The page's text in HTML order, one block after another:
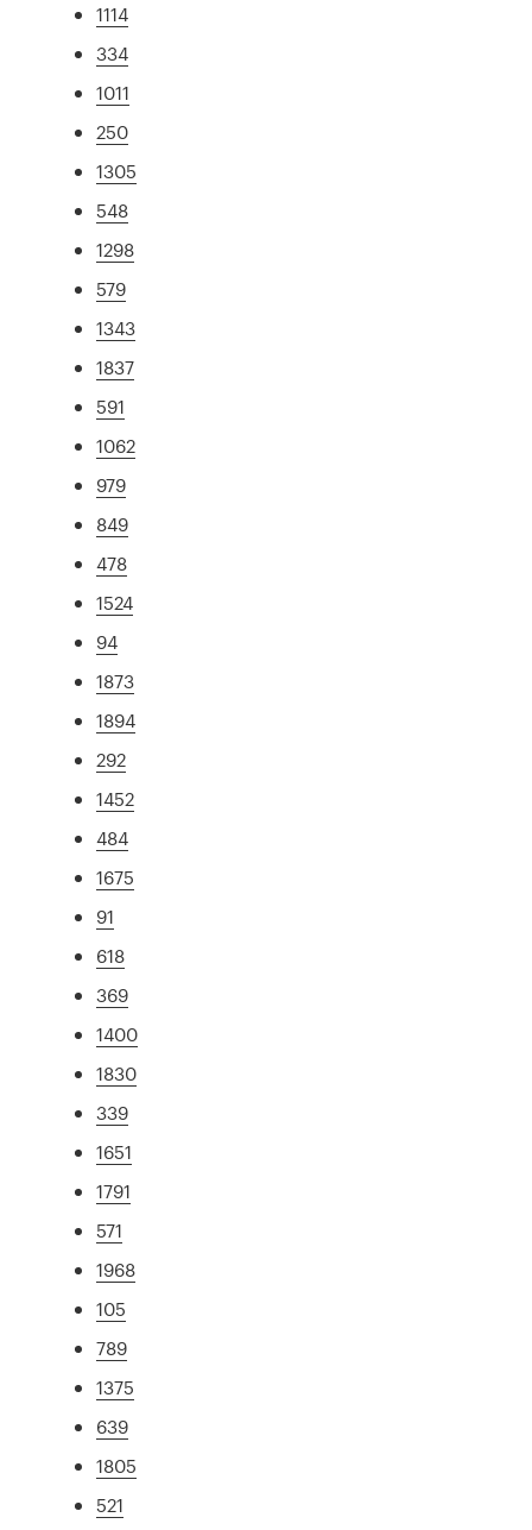
1114
334
1011
250
1305
548
1298
579
1343
1837
591
1062
979
849
478
1524
94
1873
1894
292
1452
484
1675
91
618
369
1400
1830
339
1651
1791
571
1968
105
789
1375
639
1805
521